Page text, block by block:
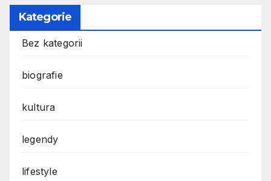
Kategorie
Bez kategorii
biografie
kultura
legendy
lifestyle